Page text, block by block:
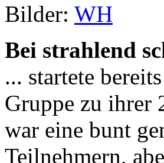
Bilder: WH
Bei strahlend
... startete
Gruppe zu ihrer
war eine bunt
Teilnehmern,